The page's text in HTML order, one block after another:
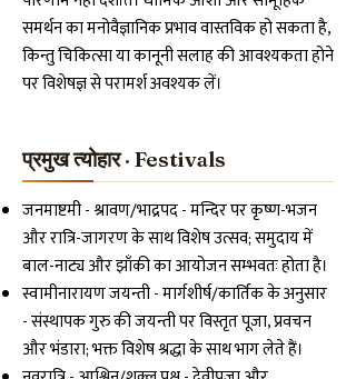
समर्थन का मनोवैज्ञानिक प्रभाव वास्तविक हो सकता है,
किन्तु चिकित्सा या कानूनी सलाह की आवश्यकता होने
पर विशेषज्ञ से परामर्श अवश्यक लें।
प्रमुख त्योहार · Festivals
जनमाष्टमी - श्रावण/भाद्रपद - मन्दिर पर कृष्ण-भजन
और रात्रि-जागरण के साथ विशेष उत्सव; समुदाय में
बाल-नाट्य और झाँकी का आयोजन सम्भवतः होता है।
स्वामीनारायण जयन्ती - मार्गशीर्ष/कार्तिक के अनुसार
- संस्थापक गुरु की जयन्ती पर विस्तृत पूजा, प्रवचन
और भंडारा; भक्त विशेष श्रद्धा के साथ भाग लेते हैं।